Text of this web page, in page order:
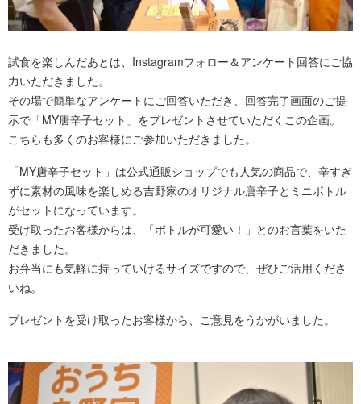
試食を楽しんだあとは、Instagramフォロー＆アンケート回答にご協
力いただきました。
その場で簡単なアンケートにご回答いただき、回答完了画面のご提
示で「MY唐辛子セット」をプレゼントさせていただくこの企画。
こちらも多くのお客様にご参加いただきました。
「MY唐辛子セット」は公式通販ショップでも人気の商品で、辛すぎ
ずに素材の風味を楽しめる吉野家のオリジナル唐辛子とミニボトル
がセットになっています。
受け取ったお客様からは、「ボトルが可愛い！」とのお言葉をいた
だきました。
お弁当にも気軽に持っていけるサイズですので、ぜひご活用くださ
いね。
プレゼントを受け取ったお客様から、ご意見をうかがいました。